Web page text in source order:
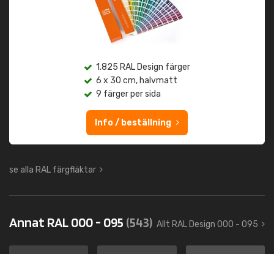
1.825 RAL Design färger
6 x 30 cm, halvmatt
9 färger per sida
Info / beställning
se alla RAL färgfläktar
Annat RAL 000 - 095 (543) Allt RAL Design 000 - 095